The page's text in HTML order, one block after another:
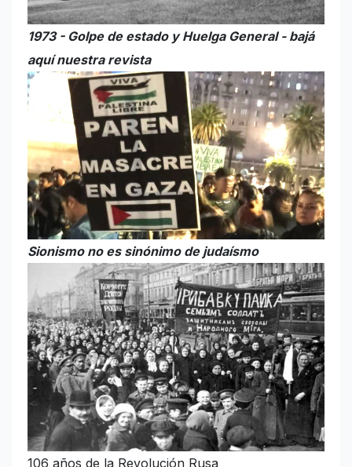
1973 - Golpe de estado y Huelga General - bajá
aquí nuestra revista
Sionismo no es sinónimo de judaísmo
106 años de la Revolución Rusa